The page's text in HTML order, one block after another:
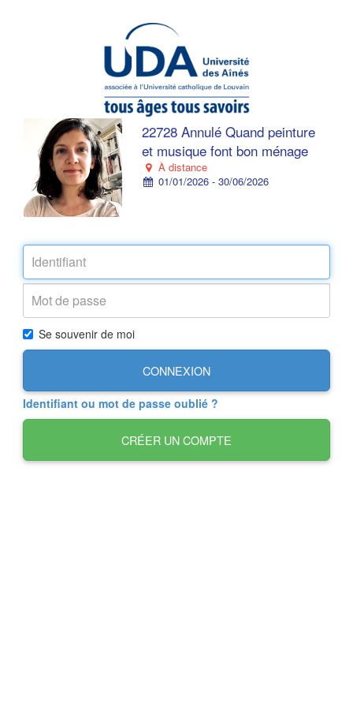
22728 Annulé Quand peinture
et musique font bon ménage
À distance
01/01/2026 - 30/06/2026
Se souvenir de moi
CONNEXION
Identifiant ou mot de passe oublié ?
CRÉER UN COMPTE